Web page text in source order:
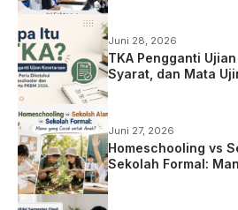
Juni 28, 2026
TKA Pengganti
Syarat, dan Mata
Juni 27, 2026
Homeschooling vs
Sekolah Formal: